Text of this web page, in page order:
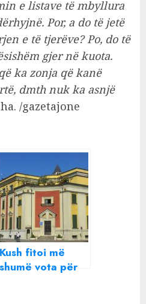
e listave të mbyllura
Por, a do të jetë
e të tjerëve? Po, do të
gjer në kuota.
ka zonja që kanë
dmth nuk ka asnjë
/gazetajone
Kush fitoi më
shumë vota për